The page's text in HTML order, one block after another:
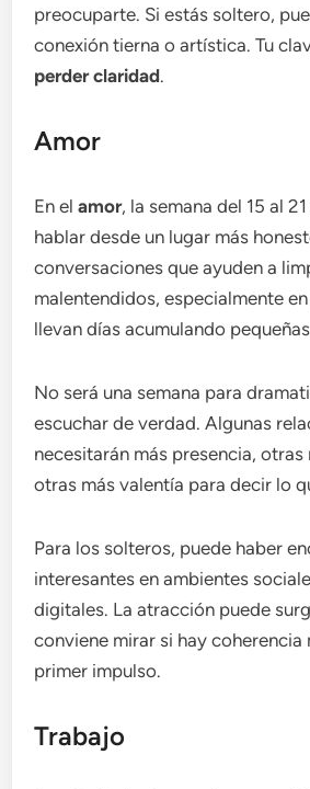
preocuparte. Si estás soltero,
conexión tierna o artística. Tu
perder claridad.
Amor
En elamor, la semana del 15 al
hablar desde un lugar más
conversaciones que ayuden a
malentendidos, especialmente
llevan días acumulando
No será una semana para
escuchar de verdad. Algunas
necesitarán más presencia, otras
otras más valentía para decir lo
Para los solteros, puede haber
interesantes en ambientes
digitales. La atracción puede
conviene mirar si hay coherencia
primer impulso.
Trabajo